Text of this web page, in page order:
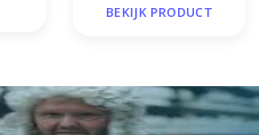
BEKIJK PRODUCT